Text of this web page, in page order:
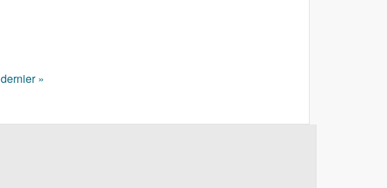
dernier »